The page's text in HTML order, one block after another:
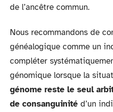
de l’ancêtre commun.
Nous recommandons de
généalogique comme un
compléter
génomique lorsque la
génome reste le seul
de consanguinité d’un